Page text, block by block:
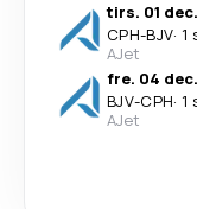
tirs. 01 dec.
CPH-BJV· 1
AJet
fre. 04 dec.
BJV-CPH· 1
AJet